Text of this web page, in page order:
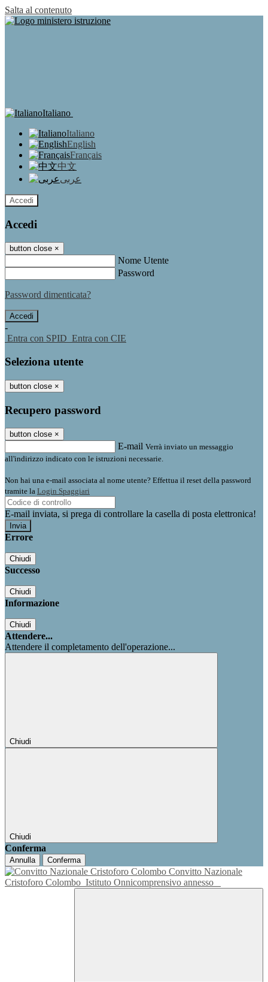
Salta al contenuto
Italiano
Italiano
English
Français
中文
عربى
Accedi
Accedi
button close ×
Nome Utente
Password
Password dimenticata?
-
Entra con SPID Entra con CIE
Seleziona utente
button close ×
Recupero password
button close ×
E-mail Verrà inviato un messaggio
all'indirizzo indicato con le istruzioni necessarie.
Non hai una e-mail associata al nome utente? Effettua il reset della password
tramite la Login Spaggiari
E-mail inviata, si prega di controllare la casella di posta elettronica!
Errore
Chiudi
Successo
Chiudi
Informazione
Chiudi
Attendere...
Attendere il completamento dell'operazione...
Chiudi
Chiudi
Conferma
Annulla Conferma
Convitto Nazionale
Cristoforo Colombo Istituto Onnicomprensivo annesso